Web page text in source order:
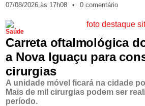
07/08/2026,às 17h08 • 0 comentário
Saúde
Carreta oftalmológica
a Nova Iguaçu para
cirurgias
A unidade móvel ficará na cidade
Mais de mil cirurgias podem ser
período.